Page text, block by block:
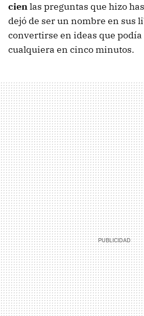
cienlas preguntas que hizo
dejó de ser un nombre en sus
convertirse en ideas que
cualquiera en cinco minutos.